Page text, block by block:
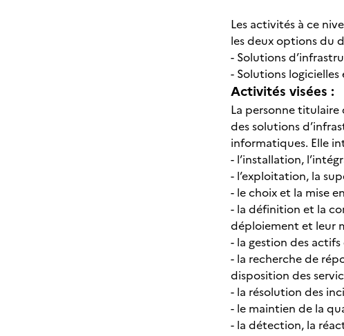
Les activités à ce
les deux options du
- Solutions
- Solutions
Activités visées :
La personne
des solutions
informatiques. Elle
- l’installation,
- l’exploitation, la
- le choix et la mise
- la définition et la
déploiement et leur
- la gestion des
- la recherche de
disposition des
- la résolution des
- le maintien de la
- la détection, la